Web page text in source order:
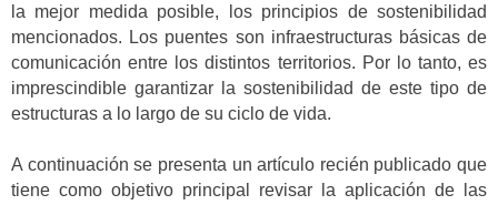
la mejor medida posible, los principios de sostenibilidad
mencionados. Los puentes son infraestructuras básicas de
comunicación entre los distintos territorios. Por lo tanto, es
imprescindible garantizar la sostenibilidad de este tipo de
estructuras a lo largo de su ciclo de vida.
A continuación se presenta un artículo recién publicado que
tiene como objetivo principal revisar la aplicación de las